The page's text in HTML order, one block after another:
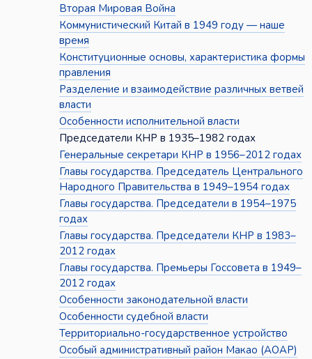
Вторая Мировая Война
Коммунистический Китай в 1949 году — наше
время
Конституционные основы, характеристика формы
правления
Разделение и взаимодействие различных ветвей
власти
Особенности исполнительной власти
Председатели КНР в 1935–1982 годах
Генеральные секретари КНР в 1956–2012 годах
Главы государства. Председатель Центрального
Народного Правительства в 1949–1954 годах
Главы государства. Председатели в 1954–1975
годах
Главы государства. Председатели КНР в 1983–
2012 годах
Главы государства. Премьеры Госсовета в 1949–
2012 годах
Особенности законодательной власти
Особенности судебной власти
Территориально-государственное устройство
Особый административный район Макао (АОАР)